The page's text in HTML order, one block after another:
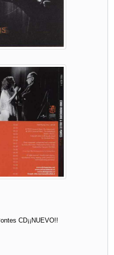
CD¡¡NUEVO!!